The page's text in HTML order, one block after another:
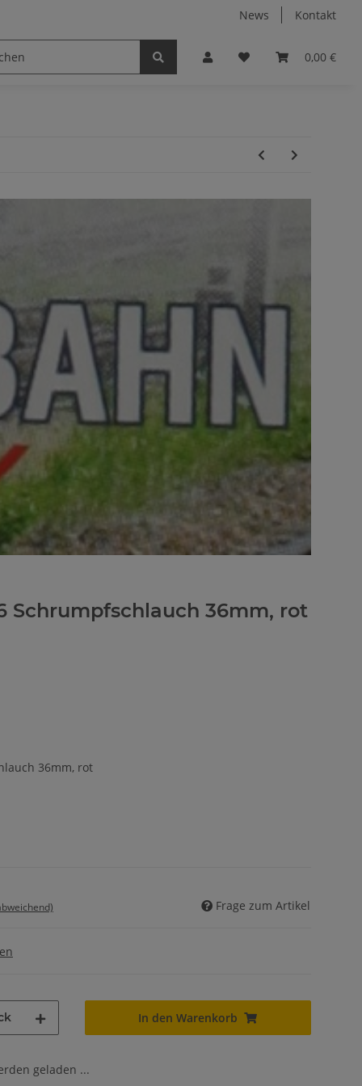
News Kontakt
0,00 €
Schrumpfschlauch 36mm, rot
36mm, rot
Frage zum Artikel
In den Warenkorb
geladen ...